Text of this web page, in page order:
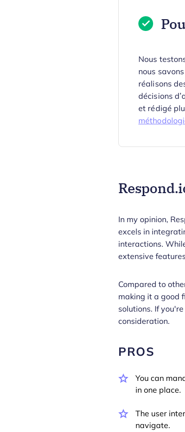
Nous
nous
réalisons
décisions
et rédigé
In my opinion,
excels in
interactions.
extensive
Compared to
making it a good
solutions. If
consideration.
PROS
You can
in one place.
The user
navigate.